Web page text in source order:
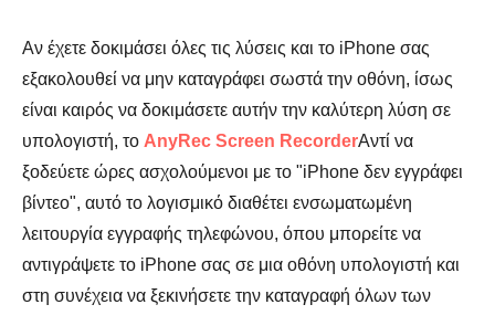
Αν έχετε δοκιμάσει όλες τις λύσεις και το iPhone σας
εξακολουθεί να μην καταγράφει σωστά την οθόνη, ίσως
είναι καιρός να δοκιμάσετε αυτήν την καλύτερη λύση σε
υπολογιστή, το AnyRec Screen RecorderΑντί να
ξοδεύετε ώρες ασχολούμενοι με το "iPhone δεν εγγράφει
βίντεο", αυτό το λογισμικό διαθέτει ενσωματωμένη
λειτουργία εγγραφής τηλεφώνου, όπου μπορείτε να
αντιγράψετε το iPhone σας σε μια οθόνη υπολογιστή και
στη συνέχεια να ξεκινήσετε την καταγραφή όλων των